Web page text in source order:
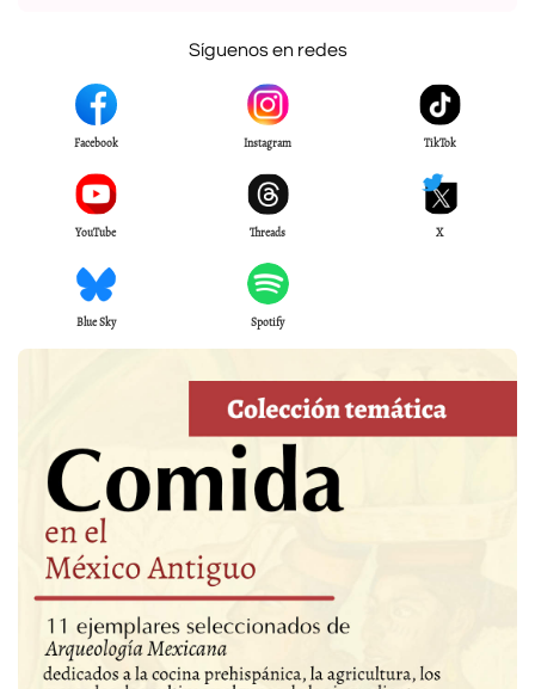
Síguenos en redes
Facebook Instagram TikTok
YouTube Threads X
Blue Sky Spotify